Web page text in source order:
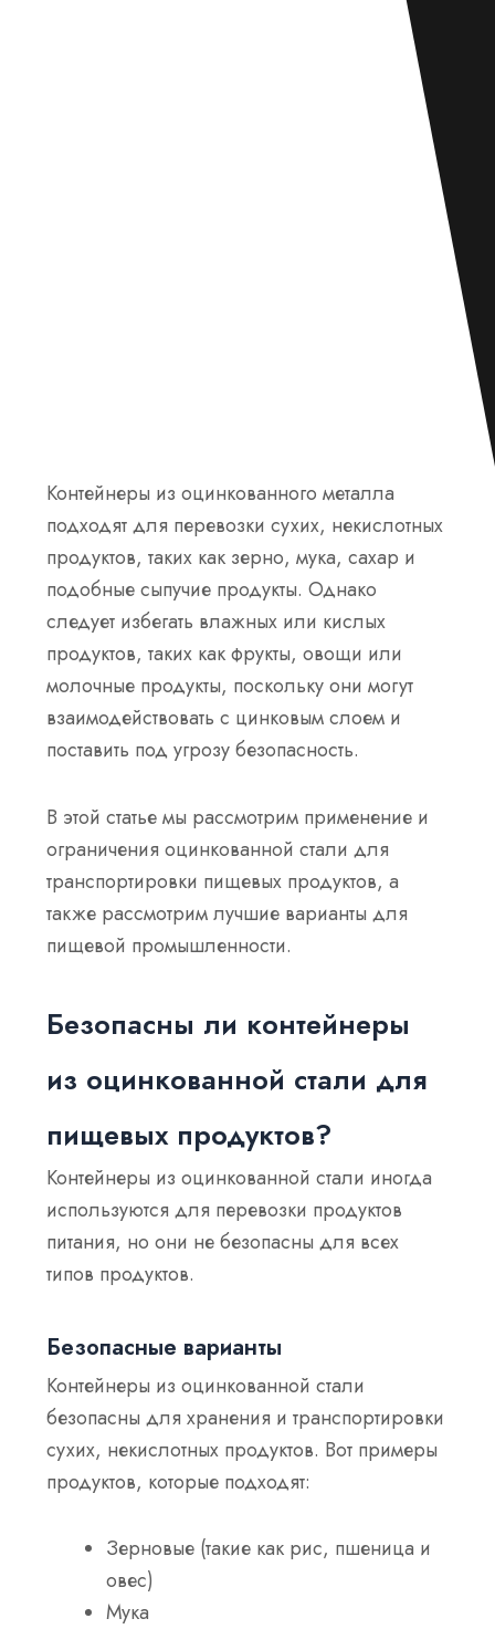
Контейнеры из оцинкованного металла
подходят для перевозки сухих, некислотных
продуктов, таких как зерно, мука, сахар и
подобные сыпучие продукты. Однако
следует избегать влажных или кислых
продуктов, таких как фрукты, овощи или
молочные продукты, поскольку они могут
взаимодействовать с цинковым слоем и
поставить под угрозу безопасность.
В этой статье мы рассмотрим применение и
ограничения оцинкованной стали для
транспортировки пищевых продуктов, а
также рассмотрим лучшие варианты для
пищевой промышленности.
Безопасны ли контейнеры
из оцинкованной стали для
пищевых продуктов?
Контейнеры из оцинкованной стали иногда
используются для перевозки продуктов
питания, но они не безопасны для всех
типов продуктов.
Безопасные варианты
Контейнеры из оцинкованной стали
безопасны для хранения и транспортировки
сухих, некислотных продуктов. Вот примеры
продуктов, которые подходят:
Зерновые (такие как рис, пшеница и
овес)
Мука